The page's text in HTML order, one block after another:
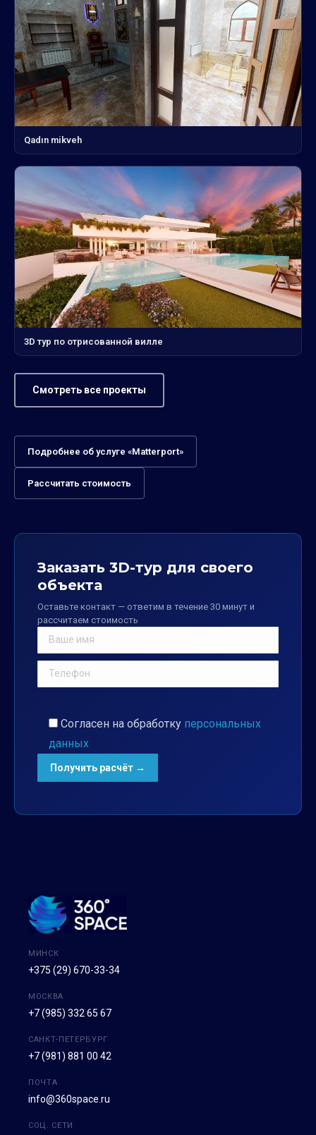
Qadın mikveh
3D тур по отрисованной вилле
Смотреть все проекты
Подробнее об услуге «Matterport»
Рассчитать стоимость
Заказать 3D-тур для своего
объекта
Оставьте контакт — ответим в течение 30 минут и
рассчитаем стоимость
Согласен на обработку персональных
данных
МИНСК
+375 (29) 670-33-34
МОСКВА
+7 (985) 332 65 67
САНКТ-ПЕТЕРБУРГ
+7 (981) 881 00 42
ПОЧТА
info@360space.ru
СОЦ. СЕТИ